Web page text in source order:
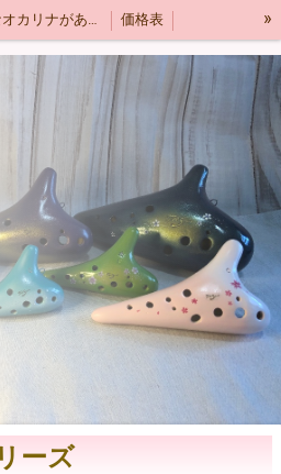
どんなオカリナがあるの？ 価格表
オカリナ製作大学 English
音色？ 響モデル
»
ーズ